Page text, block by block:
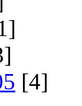
[4]